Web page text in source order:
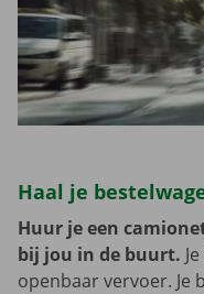
Haal je
Huur je een
bij jou in de buurt.
openbaar vervoer. Je